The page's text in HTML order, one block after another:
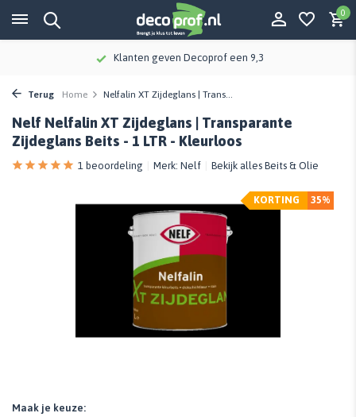
0
Klanten geven Decoprof een 9,3
Terug Home Nelfalin XT Zijdeglans | Trans...
Nelf Nelfalin XT Zijdeglans | Transparante
Zijdeglans Beits - 1 LTR - Kleurloos
1 beoordeling Merk: Nelf Bekijk alles Beits & Olie
35%
KORTING
Maak je keuze: